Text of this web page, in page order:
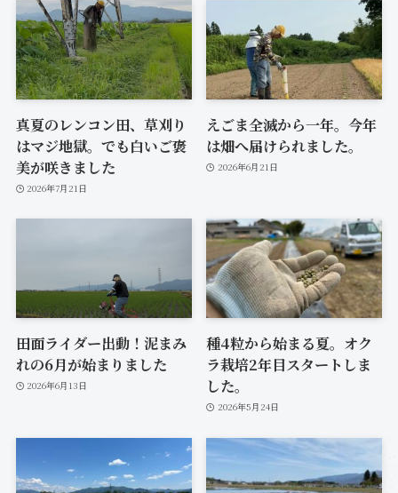
真夏のレンコン田、草刈り
はマジ地獄。でも白いご褒
美が咲きました
2026年7月21日
えごま全滅から一年。今年
は畑へ届けられました。
2026年6月21日
田面ライダー出動！泥まみ
れの6月が始まりました
2026年6月13日
種4粒から始まる夏。オク
ラ栽培2年目スタートしま
した。
2026年5月24日